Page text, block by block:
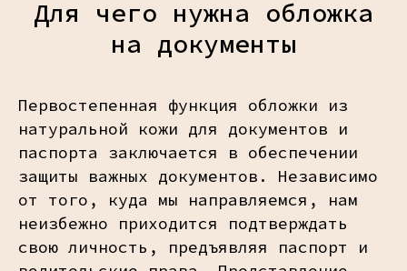
Для чего нужна обложка
на документы
Первостепенная функция обложки из
натуральной кожи для документов и
паспорта заключается в обеспечении
защиты важных документов. Независимо
от того, куда мы направляемся, нам
неизбежно приходится подтверждать
свою личность, предъявляя паспорт и